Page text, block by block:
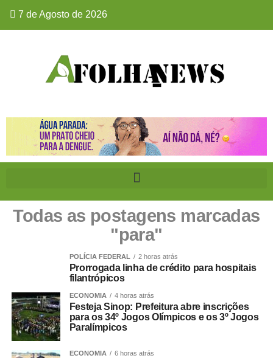
7 de Agosto de 2026
Todas as postagens marcadas
"para"
POLÍCIA FEDERAL 2 horas atrás
Prorrogada linha de crédito para hospitais
filantrópicos
ECONOMIA 4 horas atrás
Festeja Sinop: Prefeitura abre inscrições
para os 34º Jogos Olímpicos e os 3º Jogos
Paralímpicos
ECONOMIA 6 horas atrás